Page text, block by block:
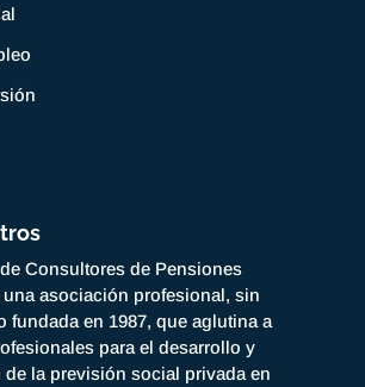
Consultores de Pensiones
una asociación profesional, sin
fundada en 1987, que aglutina a
para el desarrollo y
la previsión social privada en